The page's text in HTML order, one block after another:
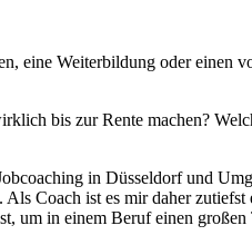
eine Weiterbildung oder einen
bis zur Rente machen?
in Düsseldorf und
Coach ist es mir daher
um in einem Beruf einen